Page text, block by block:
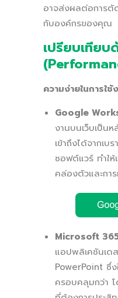
อาจส่งผลต่อการตัด
กับองค์กรของคุณ
เปรียบเทียบ
ความง่ายในการใช้
Google
งานบนเว็บเป็น
เข้าถึงได้จากเ
ซอฟต์แวร์ ทำให้
คล่องตัวและกา
Microsoft
แอปพลิเคชันเด
PowerPoint ซึ่
ครอบคลุมกว่า โ